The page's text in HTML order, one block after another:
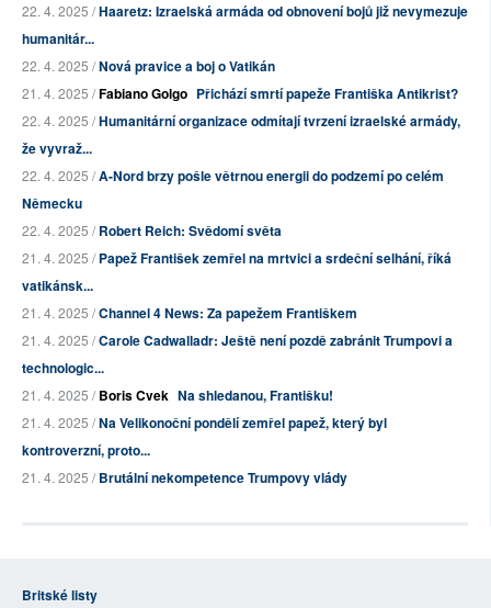
22. 4. 2025 /Haaretz: Izraelská armáda od obnovení bojů již nevymezuje
humanitár...
22. 4. 2025 /Nová pravice a boj o Vatikán
21. 4. 2025 /Fabiano Golgo Přichází smrtí papeže Františka Antikrist?
22. 4. 2025 /Humanitární organizace odmítají tvrzení izraelské armády,
že vyvraž...
22. 4. 2025 /A-Nord brzy pošle větrnou energii do podzemí po celém
Německu
22. 4. 2025 /Robert Reich: Svědomí světa
21. 4. 2025 /Papež František zemřel na mrtvici a srdeční selhání, říká
vatikánsk...
21. 4. 2025 /Channel 4 News: Za papežem Františkem
21. 4. 2025 /Carole Cadwalladr: Ještě není pozdě zabránit Trumpovi a
technologic...
21. 4. 2025 /Boris Cvek Na shledanou, Františku!
21. 4. 2025 /Na Velikonoční pondělí zemřel papež, který byl
kontroverzní, proto...
21. 4. 2025 /Brutální nekompetence Trumpovy vlády
Britské listy